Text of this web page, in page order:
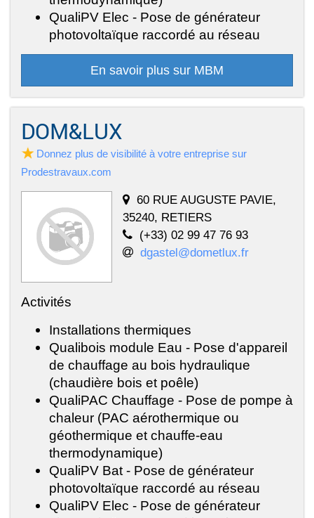
QualiPV Elec - Pose de générateur
photovoltaïque raccordé au réseau
En savoir plus sur MBM
DOM&LUX
Donnez plus de visibilité à votre entreprise sur
Prodestravaux.com
60 RUE AUGUSTE PAVIE,
35240, RETIERS
(+33) 02 99 47 76 93
dgastel@dometlux.fr
Activités
Installations thermiques
Qualibois module Eau - Pose d'appareil
de chauffage au bois hydraulique
(chaudière bois et poêle)
QualiPAC Chauffage - Pose de pompe à
chaleur (PAC aérothermique ou
géothermique et chauffe-eau
thermodynamique)
QualiPV Bat - Pose de générateur
photovoltaïque raccordé au réseau
QualiPV Elec - Pose de générateur